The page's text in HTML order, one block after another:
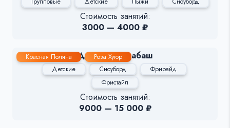
Стоимость занятий:
3000 — 4000 ₽
Красная Поляна Роза Хутор
Дмитрий Барабаш
Детские Сноуборд
Фрирайд
Фристайл
Стоимость занятий:
9000 — 15 000 ₽